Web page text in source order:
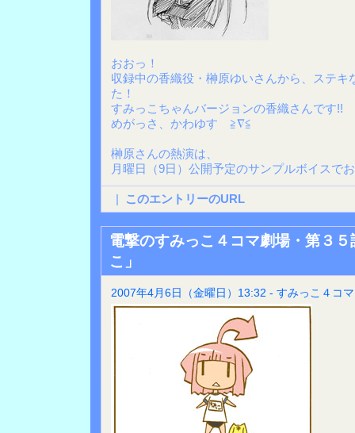
おおっ！
収録中の香織役・榊原ゆいさんから、ステキ
た！
すみっこちゃんバージョンの香織さんです!!
めがっさ、かわゆす ≧∇≦
榊原さんの熱演は、
月曜日（9日）公開予定のサンプルボイスで
| このエントリーのURL
電撃のすみっこ４コマ劇場・第３
こ」
2007年4月6日（金曜日）13:32 - すみっこ４コマ